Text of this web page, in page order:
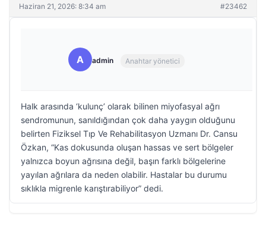
Haziran 21, 2026: 8:34 am #23462
A admin Anahtar yönetici
Halk arasında ‘kulunç’ olarak bilinen miyofasyal ağrı
sendromunun, sanıldığından çok daha yaygın olduğunu
belirten Fiziksel Tıp Ve Rehabilitasyon Uzmanı Dr. Cansu
Özkan, “Kas dokusunda oluşan hassas ve sert bölgeler
yalnızca boyun ağrısına değil, başın farklı bölgelerine
yayılan ağrılara da neden olabilir. Hastalar bu durumu
sıklıkla migrenle karıştırabiliyor” dedi.